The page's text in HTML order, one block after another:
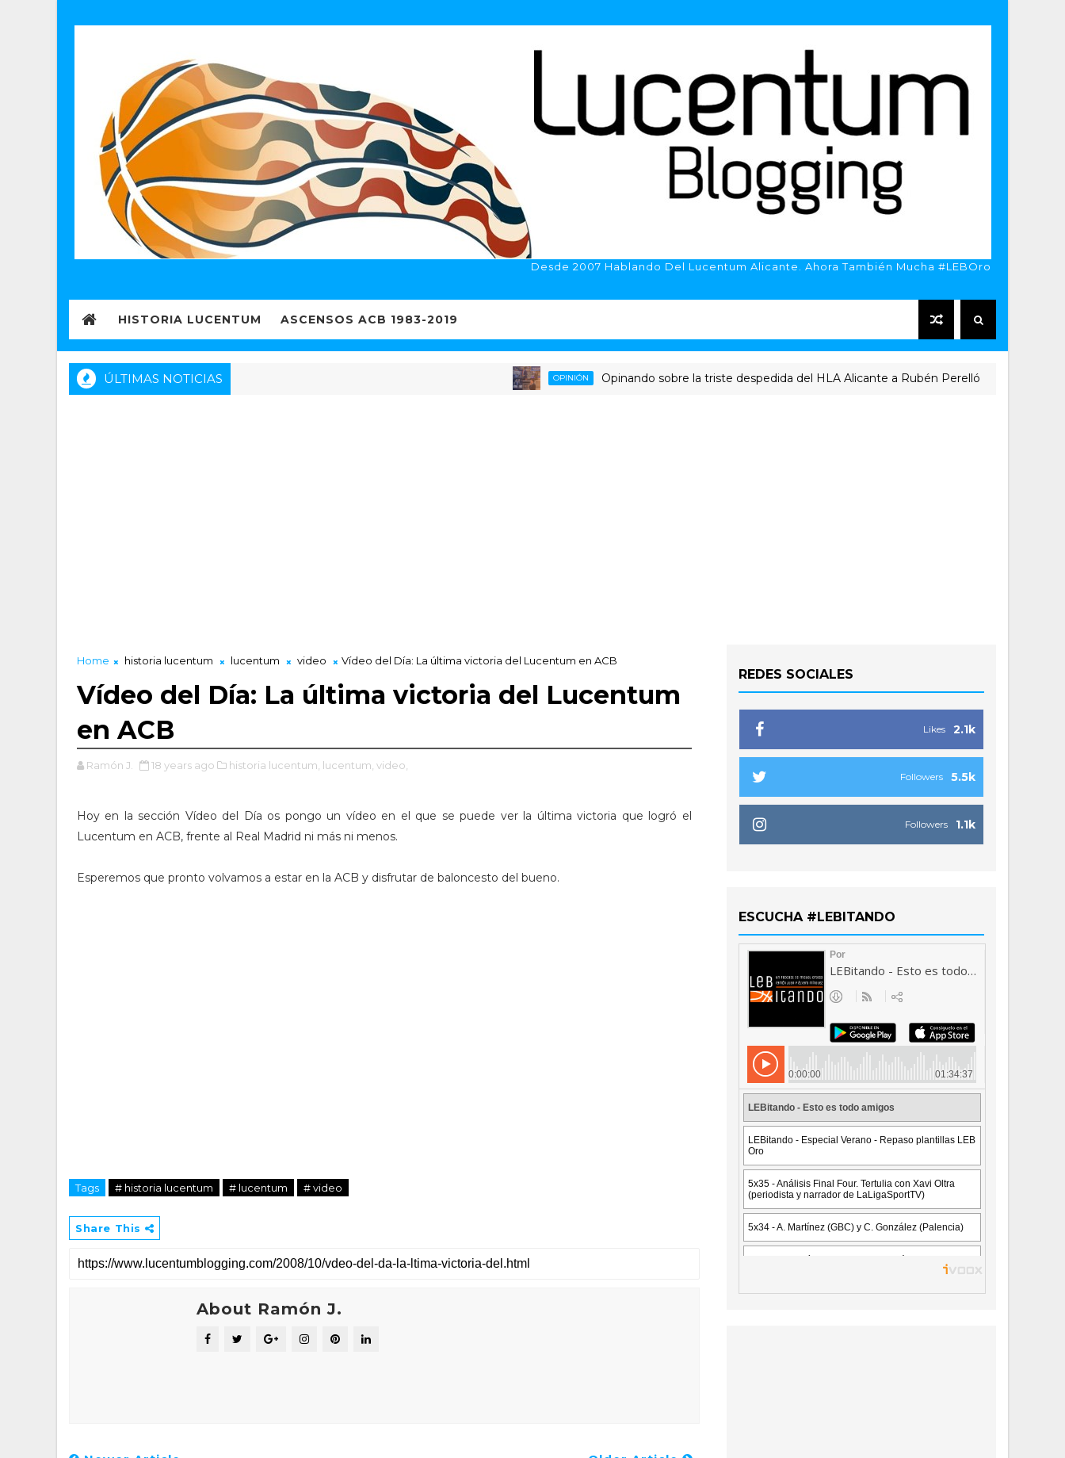
Desde 2007 Hablando Del Lucentum Alicante. Ahora También Mucha #LEBOro
HISTORIA LUCENTUM ASCENSOS ACB 1983-2019
ÚLTIMAS NOTICIAS OPINIÓN Opinando sobre la triste despedida del HLA Alicante a Rubén Perelló
Home historia lucentum lucentum video Vídeo del Día: La última victoria del Lucentum en ACB
Vídeo del Día: La última victoria del Lucentum
en ACB
Ramón J. 18 years ago historia lucentum, lucentum, video,
Hoy en la sección Vídeo del Día os pongo un vídeo en el que se puede ver la última victoria que logró el
Lucentum en ACB, frente al Real Madrid ni más ni menos.
Esperemos que pronto volvamos a estar en la ACB y disfrutar de baloncesto del bueno.
Tags # historia lucentum # lucentum # video
Share This
About Ramón J.
REDES SOCIALES
2.1k
Likes
5.5k
Followers
1.1k
Followers
ESCUCHA #LEBITANDO